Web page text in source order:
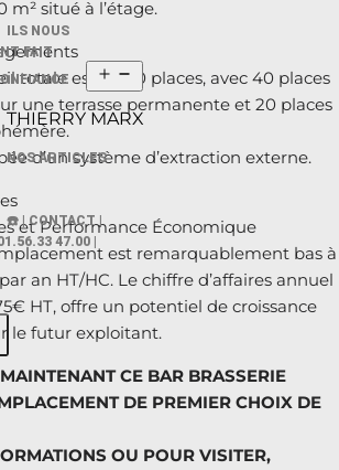
ILS NOUS
FAIT
THIERRY MARX
NOS ARTICLES
☎️ | CONTACT |
01.56.33 47.00 |
situé à l’étage.
totale est de 70 places, avec 40 places
une terrasse permanente et 20 places
d’un système d’extraction externe.
et Performance Économique
est remarquablement bas à
an HT/HC. Le chiffre d’affaires annuel
HT, offre un potentiel de croissance
le futur exploitant.
CE BAR BRASSERIE
DE PREMIER CHOIX DE
OU POUR VISITER,